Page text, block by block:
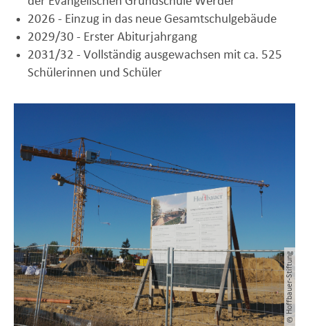
2026 - Einzug in das neue Gesamtschulgebäude
2029/30 - Erster Abiturjahrgang
2031/32 - Vollständig ausgewachsen mit ca. 525
Schülerinnen und Schüler
©
Hoffbauer-Stiftung